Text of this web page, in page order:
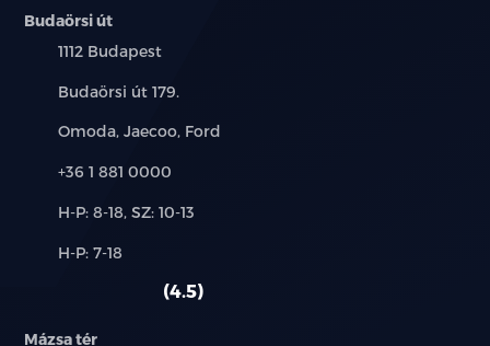
Budaörsi út
Település:
1112 Budapest
Cím:
Budaörsi út 179.
Márkák:
Omoda, Jaecoo, Ford
Telefon:
+36 1 881 0000
Új-
használt
H-P: 8-18, SZ: 10-13
Alkatrész,
H-P: 7-18
4.5
Mázsa tér